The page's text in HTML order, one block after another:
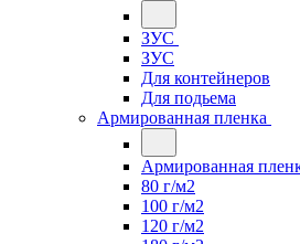
ЗУС
ЗУС
Для контейнеров
Для подьема
Армированная пленка
Армированная
80 г/м2
100 г/м2
120 г/м2